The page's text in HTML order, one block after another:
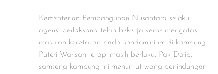
Kementerian Pembangunan Nusantara selaku
agensi perlaksana telah bekerja keras mengatasi
masalah keretakan pada kondominium di kampung
Puteri Warisan tetapi masih berlaku. Pak Dalib,
samseng kampung ini menuntut wang perlindungan